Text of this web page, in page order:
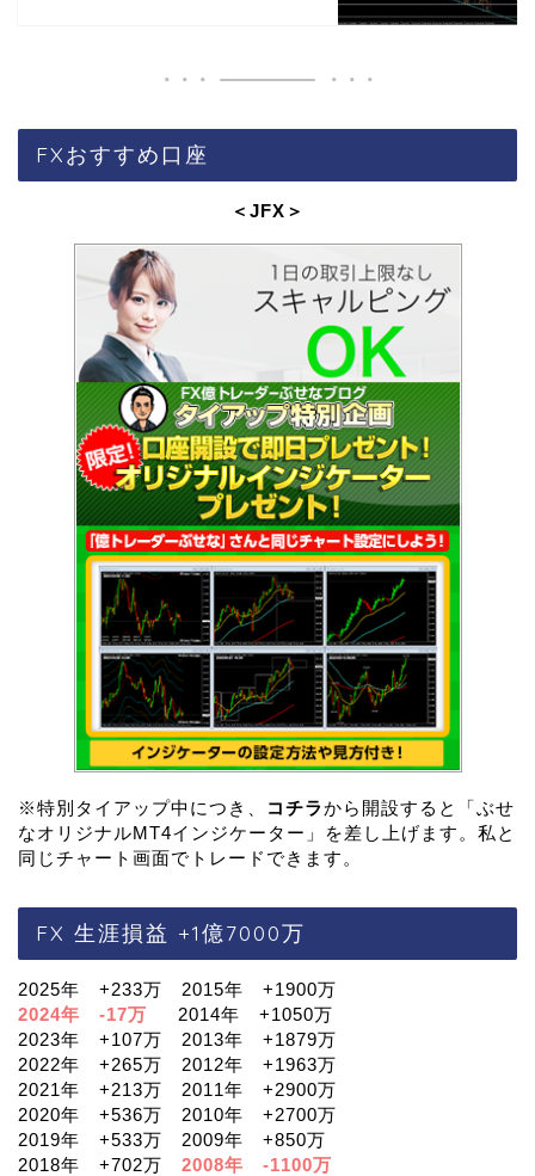
FXおすすめ口座
＜JFX ＞
※特別タイアップ中につき、 コチラから開設すると「ぶせ
なオリジナルMT4インジケーター」を差し上げます。私と
同じチャート画面でトレードできます。
FX 生涯損益 +1億7000万
2025年 +233万 2015年 +1900万
2024年 -17万
2014年 +1050万
2023年 +107万 2013年 +1879万
2022年 +265万 2012年 +1963万
2021年 +213万 2011年 +2900万
2020年 +536万 2010年 +2700万
2019年 +533万 2009年 +850万
2018年 +702万 2008年 -1100万